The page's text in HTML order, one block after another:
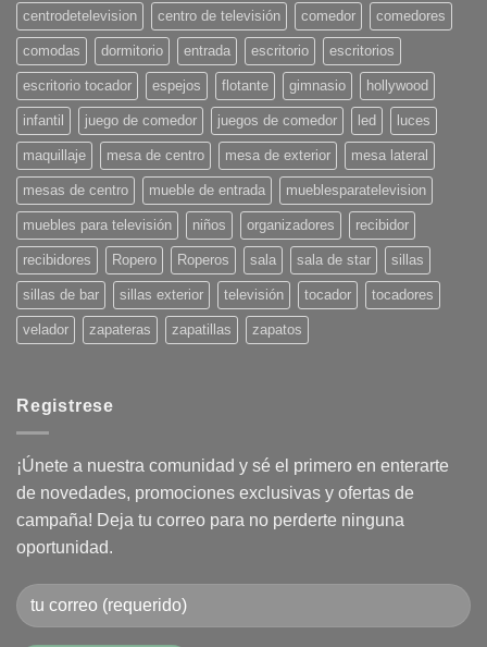
para
el
Verano
2025:
¡Pon
tu
casa
en
onda!
centrodetelevision centro de televisión comedor comedores
comodas dormitorio entrada escritorio escritorios
escritorio tocador espejos flotante gimnasio hollywood
infantil juego de comedor juegos de comedor led luces
maquillaje mesa de centro mesa de exterior mesa lateral
mesas de centro mueble de entrada mueblesparatelevision
muebles para televisión niños organizadores recibidor
recibidores Ropero Roperos sala sala de star sillas
sillas de bar sillas exterior televisión tocador tocadores
velador zapateras zapatillas zapatos
Registrese
¡Únete a nuestra comunidad y sé el primero en enterarte
de novedades, promociones exclusivas y ofertas de
campaña! Deja tu correo para no perderte ninguna
oportunidad.